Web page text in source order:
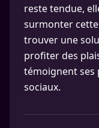
reste tendue,
surmonter
trouver une
profiter des
témoignent ses
sociaux.